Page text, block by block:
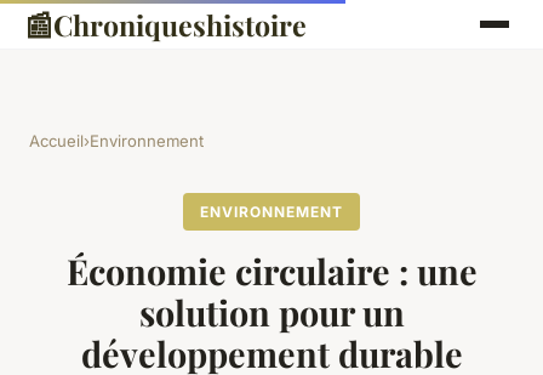
📰Chroniqueshistoire
Accueil›Environnement
ENVIRONNEMENT
Économie circulaire : une
solution pour un
développement durable